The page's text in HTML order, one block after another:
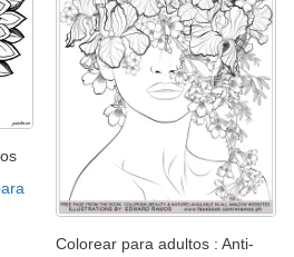
Colorear para adultos : Anti-